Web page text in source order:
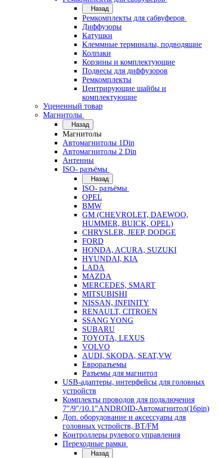
Назад
Ремкомплекты для сабвуферов
Диффузоры
Катушки
Клеммные терминалы, подводящие
Колпаки
Корзины и комплектующие
Подвесы для диффузоров
Ремкомплекты
Центрирующие шайбы и
комплектующие
Уцененный товар
Магнитолы
Назад
Магнитолы
Автомагнитолы 1Din
Автомагнитолы 2 Din
Антенны
ISO- разъёмы
Назад
ISO- разъёмы
OPEL
BMW
GM (CHEVROLET, DAEWOO,
HUMMER, BUICK, OPEL)
CHRYSLER, JEEP, DODGE
FORD
HONDA, ACURA, SUZUKI
HYUNDAI, KIA
LADA
MAZDA
MERCEDES, SMART
MITSUBISHI
NISSAN, INFINITY
RENAULT, CITROEN
SSANG YONG
SUBARU
TOYOTA, LEXUS
VOLVO
AUDI, SKODA, SEAT,VW
Евроразъемы
Разъемы для магнитол
USB-адаптеры, интерфейсы для головных
устройств
Комплекты проводов для подключения
7"/9"/10.1"ANDROID-Автомагнитол(16pin)
Доп. оборудование и аксессуары для
головных устройств, BT/FM
Контроллеры рулевого управления
Переходные рамки
Назад